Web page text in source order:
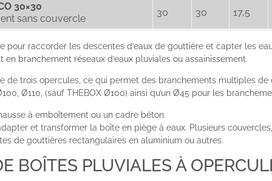
30×30
sans couvercle
30 30 17,5
pour raccorder les descentes d’eaux de gouttière et capter les
branchement réseaux d’eaux pluviales ou assainissement.
de trois opercules, ce qui permet des branchements multiples de
Ø110, (sauf THEBOX Ø100) ainsi qu’un Ø45 pour les
à emboîtement ou un cadre béton.
et transformer la boîte en piège à eaux. Plusieurs
de gouttières rectangulaires en aluminium ou autres.
BOÎTES PLUVIALES À